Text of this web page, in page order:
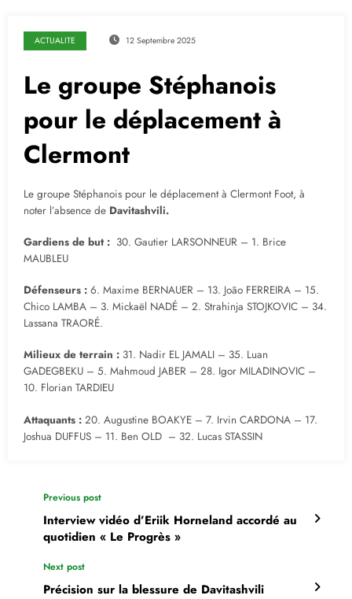
ACTUALITE 12 Septembre 2025
Le groupe Stéphanois
pour le déplacement à
Clermont
Le groupe Stéphanois pour le déplacement à Clermont Foot, à
noter l’absence de Davitashvili.
Gardiens de but : 30. Gautier LARSONNEUR – 1. Brice
MAUBLEU
Défenseurs : 6. Maxime BERNAUER – 13. João FERREIRA – 15.
Chico LAMBA – 3. Mickaël NADÉ – 2. Strahinja STOJKOVIC – 34.
Lassana TRAORÉ.
Milieux de terrain : 31. Nadir EL JAMALI – 35. Luan
GADEGBEKU – 5. Mahmoud JABER – 28. Igor MILADINOVIC –
10. Florian TARDIEU
Attaquants : 20. Augustine BOAKYE – 7. Irvin CARDONA – 17.
Joshua DUFFUS – 11. Ben OLD – 32. Lucas STASSIN
Previous post
Interview vidéo d’Eriik Horneland accordé au
quotidien « Le Progrès »
Next post
Précision sur la blessure de Davitashvili